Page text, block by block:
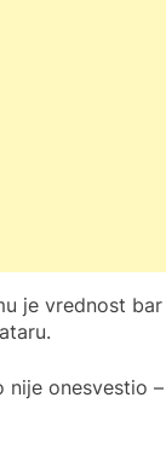
je vrednost
nije onesvestio